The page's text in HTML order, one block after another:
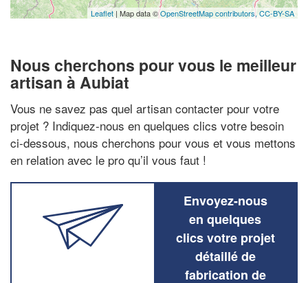
Leaflet | Map data ©OpenStreetMap contributors, CC-BY-SA
Nous cherchons pour vous le meilleur
artisan à Aubiat
Vous ne savez pas quel artisan contacter pour votre
projet ? Indiquez-nous en quelques clics votre besoin
ci-dessous, nous cherchons pour vous et vous mettons
en relation avec le pro qu’il vous faut !
Envoyez-nous
en quelques
clics votre projet
détaillé de
fabrication de